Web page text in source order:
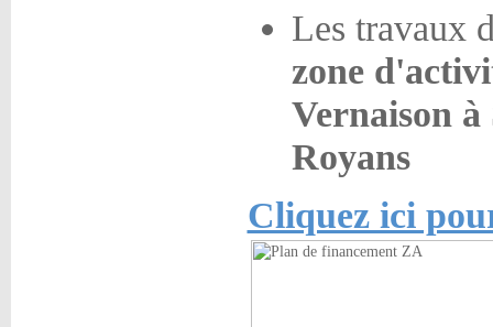
Les travaux
zone
Vernaison
Royans
Cliquez ici